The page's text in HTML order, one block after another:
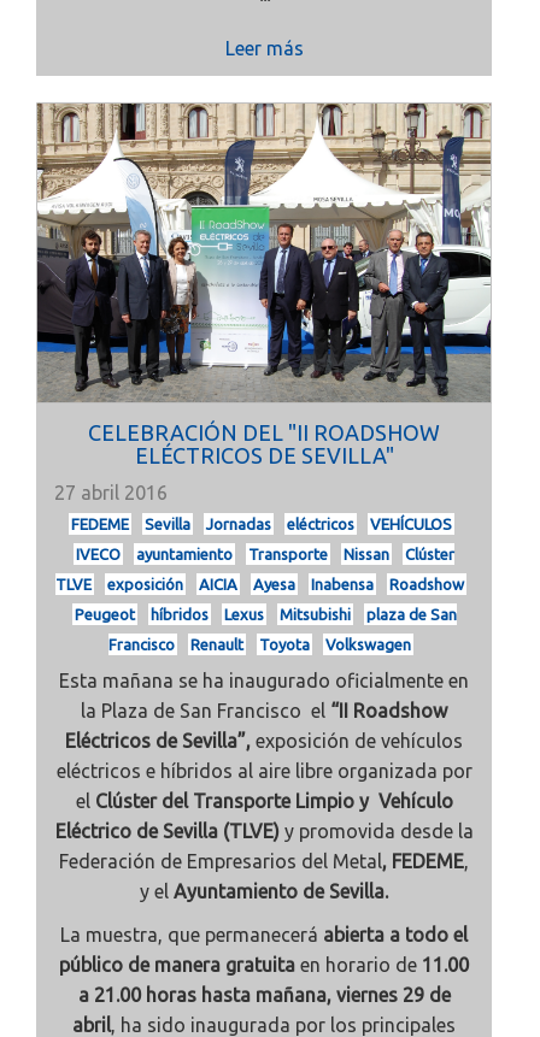
Leer más
CELEBRACIÓN DEL "II ROADSHOW
ELÉCTRICOS DE SEVILLA"
27 abril 2016
FEDEME Sevilla Jornadas eléctricos
VEHÍCULOS
IVECO
ayuntamiento Transporte Nissan
Clúster
TLVE
exposición AICIA Ayesa Inabensa
Roadshow
Peugeot
híbridos Lexus Mitsubishi
plaza de San
Francisco
Renault Toyota Volkswagen
Esta mañana se ha inaugurado oficialmente en
la Plaza de San Francisco el “II Roadshow
Eléctricos de Sevilla”, exposición de vehículos
eléctricos e híbridos al aire libre organizada por
el Clúster del Transporte Limpio y Vehículo
Eléctrico de Sevilla (TLVE)y promovida desde la
Federación de Empresarios del Metal, FEDEME,
y el Ayuntamiento de Sevilla.
La muestra, que permanecerá abierta a todo el
público de manera gratuita en horario de 11.00
a 21.00 horas hasta mañana, viernes 29 de
abril, ha sido inaugurada por los principales